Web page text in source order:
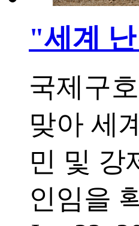
"세계
국제구
맞아 세
민 및 강
인임을